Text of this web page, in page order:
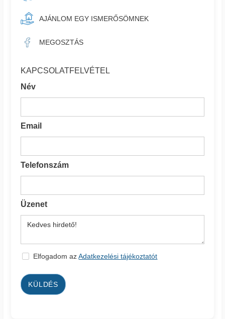
AJÁNLOM EGY ISMERŐSÖMNEK
MEGOSZTÁS
KAPCSOLATFELVÉTEL
Név
Email
Telefonszám
Üzenet
Elfogadom azAdatkezelési tájékoztatót
KÜLDÉS